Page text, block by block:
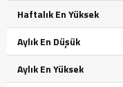
Haftalık En Yüksek
Aylık En Düşük
Aylık En Yüksek